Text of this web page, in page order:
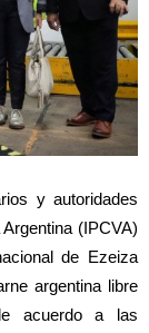
y autoridades
(IPCVA)
de Ezeiza
argentina libre
acuerdo a las